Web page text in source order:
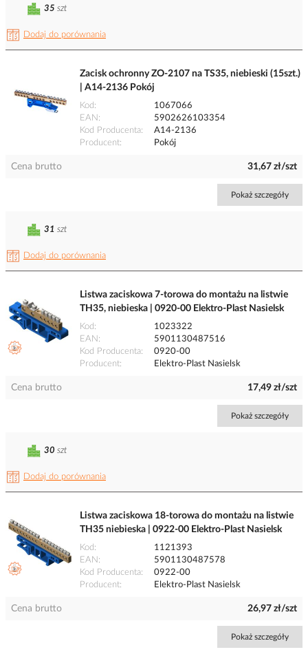
Dodaj do porównania
35 szt
Zacisk ochronny ZO-2107 na TS35, niebieski (15szt.)
| A14-2136 Pokój
Kod
1067066
EAN
5902626103354
Kod Producenta
A14-2136
Producent
Pokój
Cena brutto 31,67 zł/szt
Pokaż szczegóły
Dodaj do porównania
31 szt
Listwa zaciskowa 7-torowa do montażu na listwie
TH35, niebieska | 0920-00 Elektro-Plast Nasielsk
Kod
1023322
EAN
5901130487516
Kod Producenta
0920-00
Producent
Elektro-Plast Nasielsk
Cena brutto 17,49 zł/szt
Pokaż szczegóły
Dodaj do porównania
30 szt
Listwa zaciskowa 18-torowa do montażu na listwie
TH35 niebieska | 0922-00 Elektro-Plast Nasielsk
Kod
1121393
EAN
5901130487578
Kod Producenta
0922-00
Producent
Elektro-Plast Nasielsk
Cena brutto 26,97 zł/szt
Pokaż szczegóły